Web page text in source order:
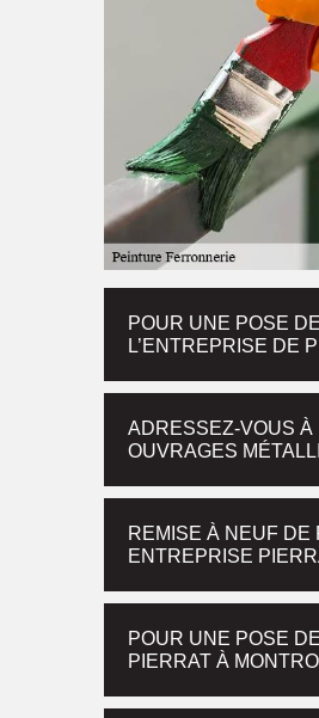
POUR UNE POSE
L’ENTREPRISE DE
ADRESSEZ-VOUS À
OUVRAGES
REMISE À NEUF DE
ENTREPRISE
POUR UNE POSE
PIERRAT À